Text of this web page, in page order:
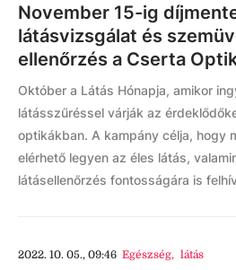
November 15-ig
látásvizsgálat és
ellenőrzés a Cserta
Október a Látás Hónapja, amikor
látásszűréssel várják az
optikákban. A kampány célja, hogy
elérhető legyen az éles látás,
látásellenőrzés fontosságára is
2022. 10. 05., 09:46 Egészség, látás